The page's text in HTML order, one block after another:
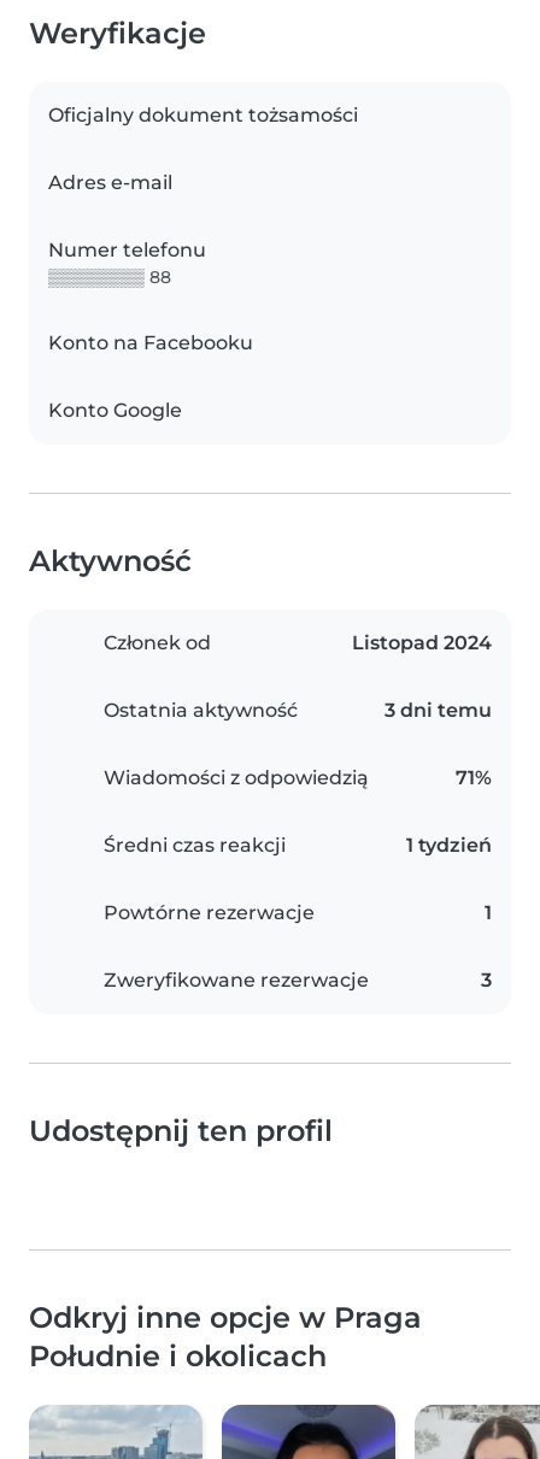
Weryfikacje
Oficjalny dokument tożsamości
Adres e-mail
Numer telefonu
▒▒▒▒▒▒▒▒ 88
Konto na Facebooku
Konto Google
Aktywność
Członek od Listopad 2024
Ostatnia aktywność 3 dni temu
Wiadomości z odpowiedzią 71%
Średni czas reakcji 1 tydzień
Powtórne rezerwacje 1
Zweryfikowane rezerwacje 3
Udostępnij ten profil
Odkryj inne opcje w Praga
Południe i okolicach